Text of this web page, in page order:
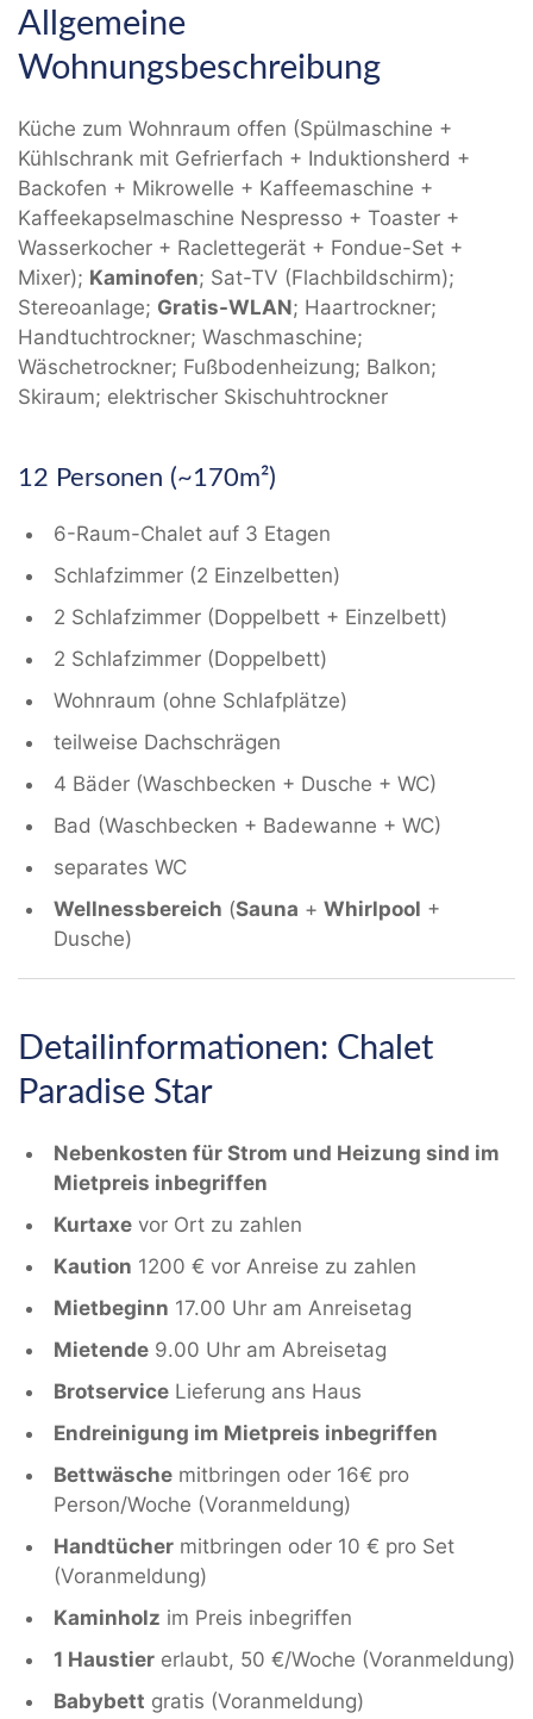
Allgemeine
Wohnungsbeschreibung
Küche zum Wohnraum offen (Spülmaschine +
Kühlschrank mit Gefrierfach + Induktionsherd +
Backofen + Mikrowelle + Kaffeemaschine +
Kaffeekapselmaschine Nespresso + Toaster +
Wasserkocher + Raclettegerät + Fondue-Set +
Mixer); Kaminofen; Sat-TV (Flachbildschirm);
Stereoanlage; Gratis-WLAN; Haartrockner;
Handtuchtrockner; Waschmaschine;
Wäschetrockner; Fußbodenheizung; Balkon;
Skiraum; elektrischer Skischuhtrockner
12 Personen (~170m²)
6-Raum-Chalet auf 3 Etagen
Schlafzimmer (2 Einzelbetten)
2 Schlafzimmer (Doppelbett + Einzelbett)
2 Schlafzimmer (Doppelbett)
Wohnraum (ohne Schlafplätze)
teilweise Dachschrägen
4 Bäder (Waschbecken + Dusche + WC)
Bad (Waschbecken + Badewanne + WC)
separates WC
Wellnessbereich (Sauna + Whirlpool +
Dusche)
Detailinformationen: Chalet
Paradise Star
Nebenkosten für Strom und Heizung sind im
Mietpreis inbegriffen
Kurtaxe vor Ort zu zahlen
Kaution 1200 € vor Anreise zu zahlen
Mietbeginn 17.00 Uhr am Anreisetag
Mietende 9.00 Uhr am Abreisetag
Brotservice Lieferung ans Haus
Endreinigung im Mietpreis inbegriffen
Bettwäsche mitbringen oder 16€ pro
Person/Woche (Voranmeldung)
Handtücher mitbringen oder 10 € pro Set
(Voranmeldung)
Kaminholz im Preis inbegriffen
1 Haustier erlaubt, 50 €/Woche (Voranmeldung)
Babybett gratis (Voranmeldung)